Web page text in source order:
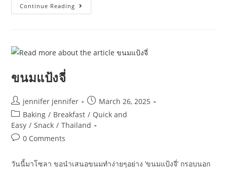
Continue Reading ปอ
เปี๊ยะ
ขนมแป้งจี่
Post
author:
jennifer jennifer
Post
published:
March 26, 2025
Post
category:
Baking / Breakfast / Quick and
Easy / Snack / Thailand
Post0 Comments
วันนี้มาโซลา ขอนำเสนอขนมทำง่ายๆอย่าง ‘ขนมแป้งจี่’ กรอบนอก